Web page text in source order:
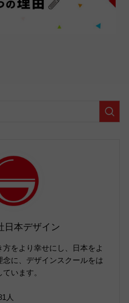
日本デザイン
方をより幸せにし、日本をよ
念に、デザインスクールをは
います。
人